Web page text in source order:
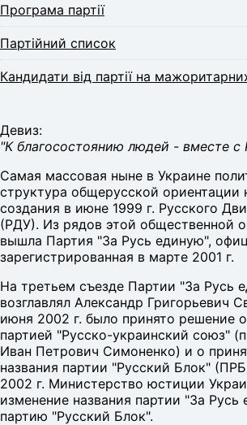
Програма партії
Партійний список
Кандидати від партії на
Девиз:
"К благосостоянию людей - вместе с
Самая массовая ныне в Украине
структура общерусской ориентации
создания в июне 1999 г. Русского
(РДУ). Из рядов этой общественной
вышла Партия "За Русь единую",
зарегистрированная в марте 2001 г.
На третьем съезде Партии "За Русь
возглавлял Александр Григорьевич
июня 2002 г. было принято решение
партией "Русско-украинский союз"
Иван Петрович Симоненко) и о
названия партии "Русский Блок"
2002 г. Министерство юстиции
изменение названия партии "За Русь
партию "Русский Блок".